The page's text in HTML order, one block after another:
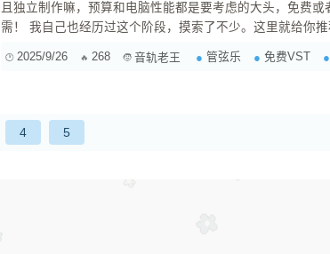
且独立制作嘛，预算和电脑性能都是要考虑的大头，免费
需！ 我自己也经历过这个阶段，摸索了不少。这里就给你推荐几款我自己用过或者业内评价不错，
Audio - LABS 系列 (免费，
2025/9/26 268 音轨老王 管弦乐 免费VST
4 5